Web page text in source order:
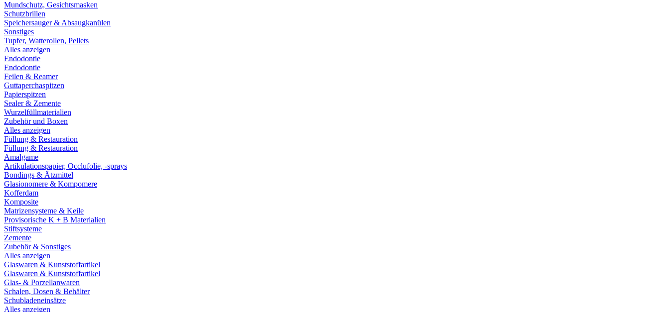
Mundschutz, Gesichtsmasken
Schutzbrillen
Speichersauger & Absaugkanülen
Sonstiges
Tupfer, Watterollen, Pellets
Alles anzeigen
Endodontie
Endodontie
Feilen & Reamer
Guttaperchaspitzen
Papierspitzen
Sealer & Zemente
Wurzelfüllmaterialien
Zubehör und Boxen
Alles anzeigen
Füllung & Restauration
Füllung & Restauration
Amalgame
Artikulationspapier, Occlufolie, -sprays
Bondings & Ätzmittel
Glasionomere & Kompomere
Kofferdam
Komposite
Matrizensysteme & Keile
Provisorische K + B Materialien
Stiftsysteme
Zemente
Zubehör & Sonstiges
Alles anzeigen
Glaswaren & Kunststoffartikel
Glaswaren & Kunststoffartikel
Glas- & Porzellanwaren
Schalen, Dosen & Behälter
Schubladeneinsätze
Alles anzeigen